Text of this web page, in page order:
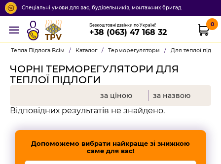
Спеціальні умови для вас, будівельників, монтажних бригад
TPV
Безкоштовні дзвінки по Україні!
+38 (063) 47 168 32
0
Тепла Підлога Всім / Каталог / Терморегулятори / Для теплої
ЧОРНІ ТЕРМОРЕГУЛЯТОРИ ДЛЯ
ТЕПЛОЇ ПІДЛОГИ
за ціною за назвою
Відповідних результатів не знайдено.
Допоможемо вибрати найкраще зі знижкою
саме для вас!